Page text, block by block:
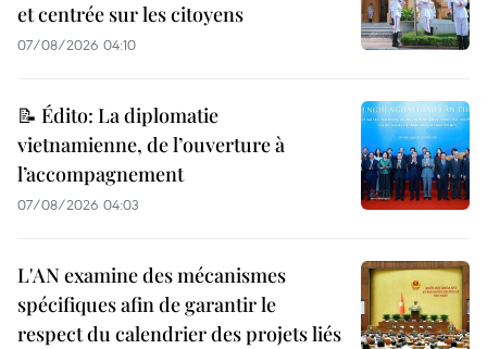
et centrée sur les citoyens
07/08/2026 04:10
📝 Édito: La diplomatie
vietnamienne, de l’ouverture à
l’accompagnement
07/08/2026 04:03
L'AN examine des mécanismes
spécifiques afin de garantir le
respect du calendrier des projets liés